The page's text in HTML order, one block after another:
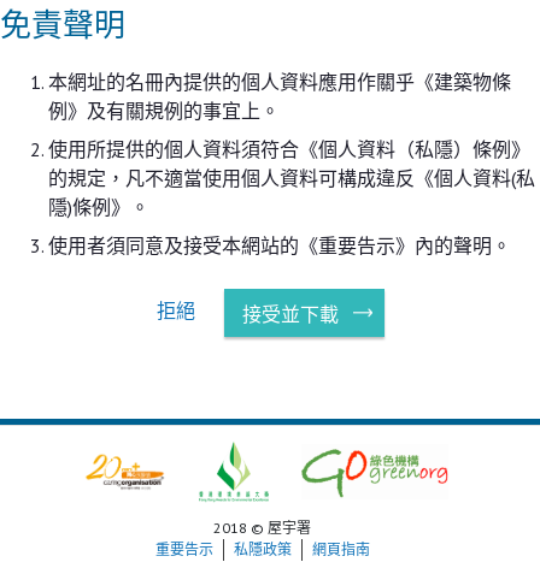
免責聲明
本網址的名冊內提供的個人資料應用作關乎《建築物條
例》及有關規例的事宜上。
使用所提供的個人資料須符合《個人資料（私隱）條例》
的規定，凡不適當使用個人資料可構成違反《個人資料(私
隱)條例》。
使用者須同意及接受本網站的《重要告示》內的聲明。
拒絕 接受並下載
2018 © 屋宇署
重要告示
私隱政策 網頁指南